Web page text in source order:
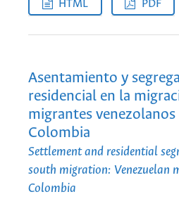
HTML PDF
Asentamiento y
residencial en la
migrantes
Colombia
Settlement and residential
south migration: Venezuelan
Colombia